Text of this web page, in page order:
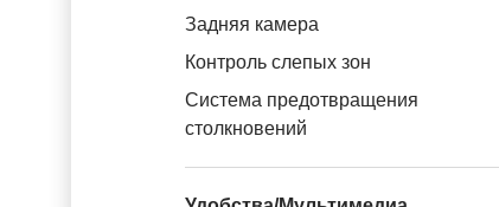
Задняя камера
Контроль слепых зон
Система предотвращения
столкновений